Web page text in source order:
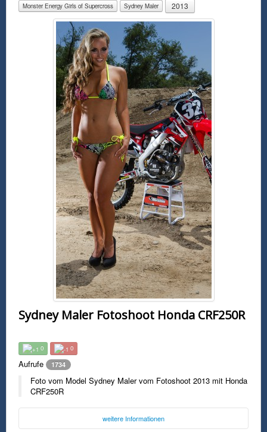
Monster Energy Girls of Supercross
Sydney Maler 2013
Sydney Maler Fotoshoot Honda CRF250R
0 0
Aufrufe 1734
Foto vom Model Sydney Maler vom Fotoshoot 2013 mit Honda
CRF250R
weitere Informationen